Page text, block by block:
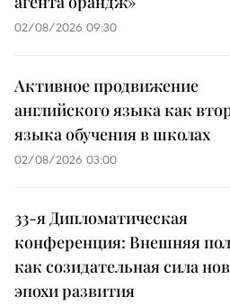
02/08/2026 09:30
Активное продвижение
английского языка как
языка обучения в школах
02/08/2026 03:00
33-я Дипломатическая
конференция: Внешняя
как созидательная сила
эпохи развития